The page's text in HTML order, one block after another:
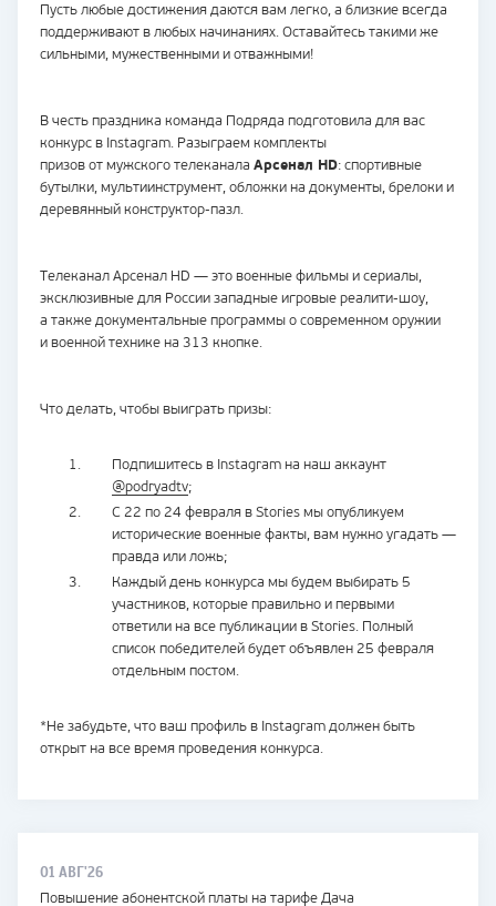
Пусть любые достижения даются вам легко, а близкие всегда
поддерживают в любых начинаниях. Оставайтесь такими же
сильными, мужественными и отважными!
В честь праздника команда Подряда подготовила для вас
конкурс в Instagram. Разыграем комплекты
призов от мужского телеканала Арсенал HD: спортивные
бутылки, мультиинструмент, обложки на документы, брелоки и
деревянный конструктор-пазл.
Телеканал Арсенал HD — это военные фильмы и сериалы,
эксклюзивные для России западные игровые реалити-шоу,
а также документальные программы о современном оружии
и военной технике на 313 кнопке.
Что делать, чтобы выиграть призы:
Подпишитесь в Instagram на наш аккаунт
@podryadtv;
С 22 по 24 февраля в Stories мы опубликуем
исторические военные факты, вам нужно угадать —
правда или ложь;
Каждый день конкурса мы будем выбирать 5
участников, которые правильно и первыми
ответили на все публикации в Stories. Полный
список победителей будет объявлен 25 февраля
отдельным постом.
*Не забудьте, что ваш профиль в Instagram должен быть
открыт на все время проведения конкурса.
01 АВГ'26
Повышение абонентской платы на тарифе Дача